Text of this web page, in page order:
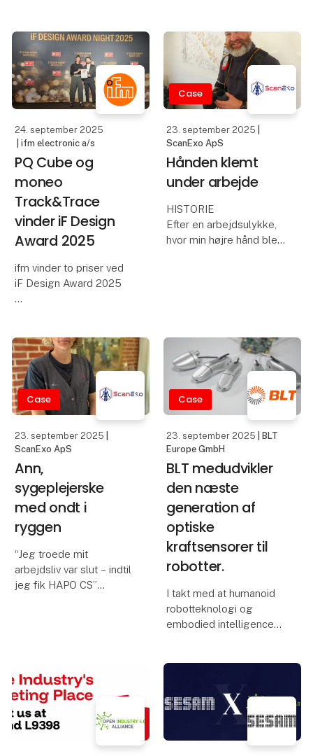
ved hjælp af ifm's IO-
Link-sensorer og
moneo-platformen. Ved
at integrere IO-Link og
smart sensorteknologi
(PROFINET og
EtherNet/IP
24. september 2025
| ifm electronic a/s
PQ Cube og
moneo
Track&Trace
vinder iF Design
Award 2025
ifm vinder to priser ved
iF Design Award 2025
tryksensor PQ Cube og
moneo Track & Trace-
softwaren fra ifm har
modtaget iF Design
Award 2025. For
virksomheden er dette
den seneste
Case
23. september 2025
ScanExo ApS
Hånden klemt
under arbejde
HISTORIE
Efter en arbejdsulykke,
hvor min højre hånd blev
Case
23. september 2025
ScanExo ApS
Ann,
sygeplejerske
med ondt i
ryggen
“Jeg troede mit
arbejdsliv var slut – indtil
jeg fik HAPO CS”
livskvalitet igen.
Ann, 45 år, har været sy
Case
23. september 2025
| BLT
Europe GmbH
BLT medudvikler
den næste
generation af
optiske
kraftsensorer til
robotter.
I takt med at humanoid
robotteknologi og
embodied intelligence
rolle i at muliggøre
eftergivelig styring,